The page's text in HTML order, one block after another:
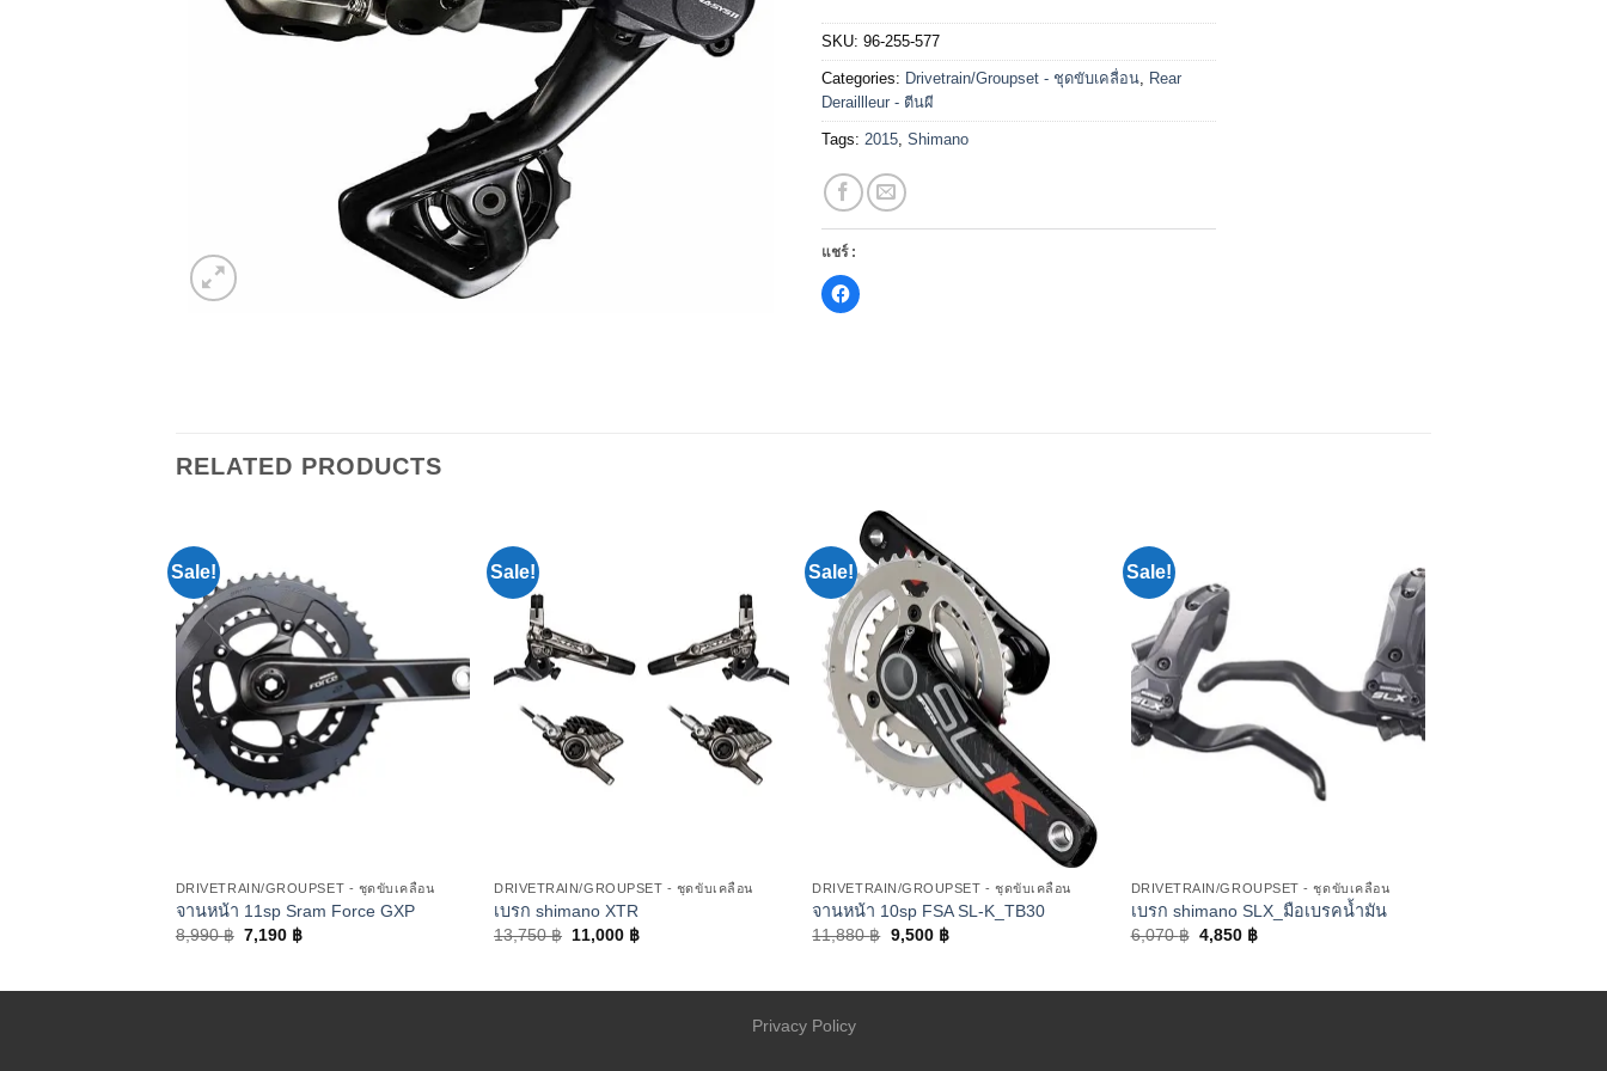
SKU: 96-255-577
Categories: Drivetrain/Groupset - ชุดขับเคลื่อน Rear
Deraillleur - ตีนผี
Tags: 2015 Shimano
แชร์ :
Click
to
RELATED PRODUCTS
Sale!
DRIVETRAIN/GROUPSET - ชุดขับเคลื่อน
จานหน้า 11sp Sram Force GXP
8,990฿ 7,190 ฿
Sale!
DRIVETRAIN/GROUPSET - ชุดขับเคลื่อน
เบรก shimano XTR
13,750฿ 11,000 ฿
Sale!
DRIVETRAIN/GROUPSET - ชุดขับเคลื่อน
จานหน้า 10sp FSA SL-K_TB30
11,880฿ 9,500 ฿
Sale!
DRIVETRAIN/GROUPSET - ชุดขับเคลื่อน
เบรก shimano SLX_มือเบรคน้ำมัน
6,070฿ 4,850 ฿
Privacy Policy